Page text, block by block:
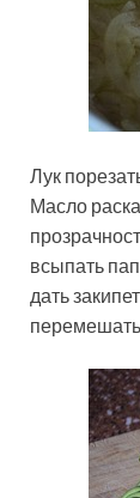
Лук
Масло
всыпать
дать